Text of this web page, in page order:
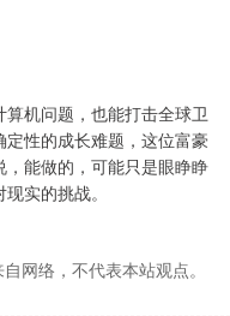
机问题，也能打击全球卫
性的成长难题，这位富豪
能做的，可能只是眼睁睁
实的挑战。
网络，不代表本站观点。